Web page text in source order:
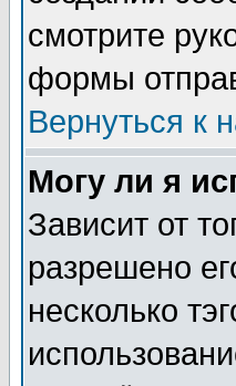
смотрите
формы
Вернуться к
Могу ли я
Зависит от
разрешено
несколько